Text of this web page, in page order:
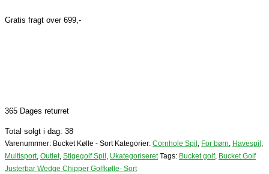
Gratis fragt over 699,-
365 Dages returret
Total solgt i dag: 38
Varenumrmer: Bucket Kølle - Sort Kategorier: Cornhole Spil , For børn, Havespil ,
Multisport, Outlet, Stigegolf Spil , Ukategoriseret Tags: Bucket golf, Bucket Golf
Justerbar Wedge Chipper Golfkølle- Sort